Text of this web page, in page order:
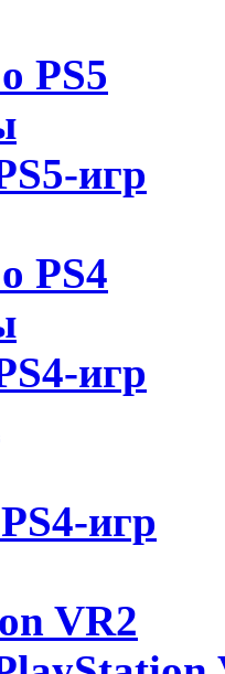
PS5
игр
PS4
игр
игр
VR2